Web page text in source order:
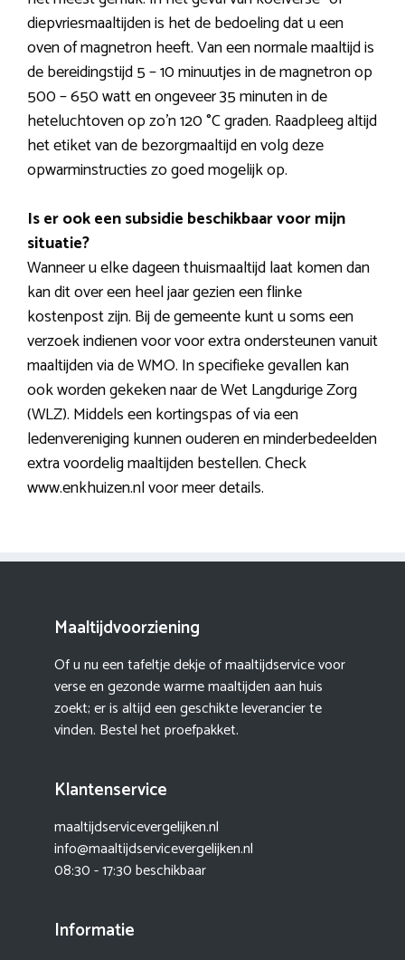
diepvriesmaaltijden is het de bedoeling dat u een
oven of magnetron heeft. Van een normale maaltijd is
de bereidingstijd 5 – 10 minuutjes in de magnetron op
500 – 650 watt en ongeveer 35 minuten in de
heteluchtoven op zo’n 120 °C graden. Raadpleeg altijd
het etiket van de bezorgmaaltijd en volg deze
opwarminstructies zo goed mogelijk op.
Is er ook een subsidie beschikbaar voor mijn
situatie?
Wanneer u elke dageen thuismaaltijd laat komen dan
kan dit over een heel jaar gezien een flinke
kostenpost zijn. Bij de gemeente kunt u soms een
verzoek indienen voor voor extra ondersteunen vanuit
maaltijden via de WMO. In specifieke gevallen kan
ook worden gekeken naar de Wet Langdurige Zorg
(WLZ). Middels een kortingspas of via een
ledenvereniging kunnen ouderen en minderbedeelden
extra voordelig maaltijden bestellen. Check
www.enkhuizen.nl voor meer details.
Maaltijdvoorziening
Of u nu een tafeltje dekje of maaltijdservice voor
verse en gezonde warme maaltijden aan huis
zoekt; er is altijd een geschikte leverancier te
vinden. Bestel het proefpakket.
Klantenservice
maaltijdservicevergelijken.nl
info@maaltijdservicevergelijken.nl
08:30 - 17:30 beschikbaar
Informatie